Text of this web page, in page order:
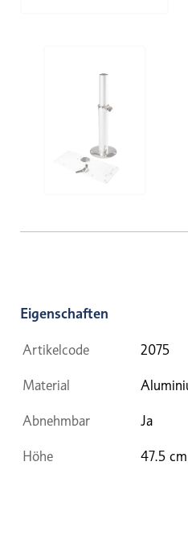
Eigenschaften
Artikelcode 2075
Material
Abnehmbar Ja
Höhe 47.5